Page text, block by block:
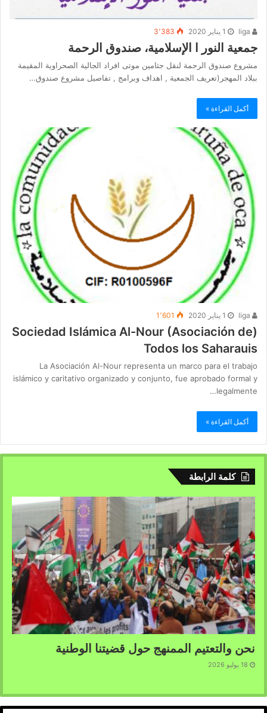
1 يناير 2020 3٬383
جمعية النور ا الإسلامية، صندوق الرحمة
مشروع صندوق الرحمة لنقل جثامين موتى افراد الجالية الصحراوية المقيمة
ببلاد المهجر(تعريف الجمعية , اهداف وبرامج , تفاصيل مشروع صندوق…
أكمل القراءة »
1 يناير 2020 1٬601
(Sociedad Islámica Al-Nour (Asociación de
Todos los Saharauis
La Asociación Al-Nour representa un marco para el trabajo
islámico y caritativo organizado y conjunto, fue aprobado formal y
legalmente…
أكمل القراءة »
كلمة الرابطة
نحن والتعتيم الممنهج حول قضيتنا الوطنية
18 يوليو 2026